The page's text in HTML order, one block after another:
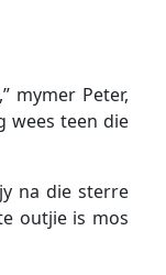
mymer Peter,
wees teen die
na die sterre
outjie is mos